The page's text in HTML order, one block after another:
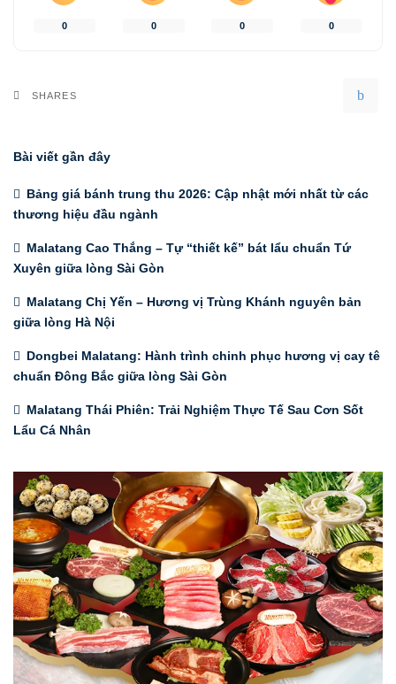
0 0 0 0
SHARES
Bài viết gần đây
Bảng giá bánh trung thu 2026: Cập nhật mới nhất từ các
thương hiệu đầu ngành
Malatang Cao Thắng – Tự “thiết kế” bát lẩu chuẩn Tứ
Xuyên giữa lòng Sài Gòn
Malatang Chị Yến – Hương vị Trùng Khánh nguyên bản
giữa lòng Hà Nội
Dongbei Malatang: Hành trình chinh phục hương vị cay tê
chuẩn Đông Bắc giữa lòng Sài Gòn
Malatang Thái Phiên: Trải Nghiệm Thực Tế Sau Cơn Sốt
Lẩu Cá Nhân